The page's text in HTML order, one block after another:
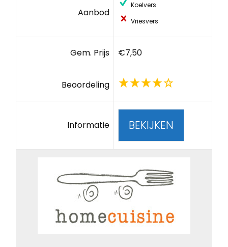
Aanbod
Koelvers
Vriesvers
Gem. Prijs €7,50
Beoordeling
Informatie BEKIJKEN